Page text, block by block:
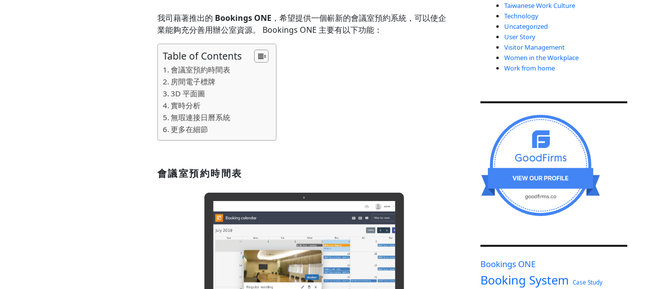
我司藉著推出的 Bookings ONE ，希望提供一個嶄新的會議室預約系統，可以使企
業能夠充分善用辦公室資源。 Bookings ONE 主要有以下功能：
Table of Contents
會議室預約時間表
房間電子標牌
3D 平面圖
實時分析
無瑕連接日曆系統
更多在細節
會議室預約時間表
Taiwanese Work Culture
Technology
Uncategorized
User Story
Visitor Management
Women in the Workplace
Work from home
Bookings ONE
Booking System Case Study